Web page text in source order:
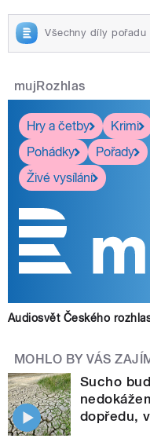
Všechny díly pořadu
mujRozhlas
Hry a četby
Krimi
Pohádky
Pořady
Živé vysílání
Audiosvět Českého
MOHLO BY VÁS
Sucho
dopředu,